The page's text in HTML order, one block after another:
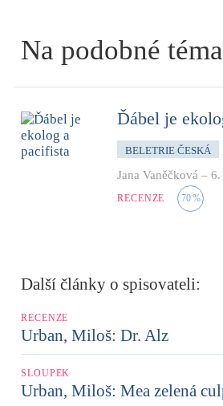
Na podobné téma
Ďábel je
BELETRIE ČESKÁ
Jana Vaněčková – 6.
RECENZE 70%
Další články o spisovateli:
RECENZE
Urban, Miloš: Dr. Alz
SLOUPEK
Urban, Miloš: Mea zelená